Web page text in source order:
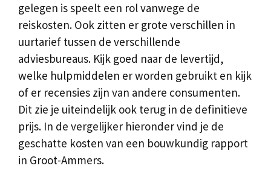
gelegen is speelt een rol vanwege de
reiskosten. Ook zitten er grote verschillen in
uurtarief tussen de verschillende
adviesbureaus. Kijk goed naar de levertijd,
welke hulpmiddelen er worden gebruikt en kijk
of er recensies zijn van andere consumenten.
Dit zie je uiteindelijk ook terug in de definitieve
prijs. In de vergelijker hieronder vind je de
geschatte kosten van een bouwkundig rapport
in Groot-Ammers.